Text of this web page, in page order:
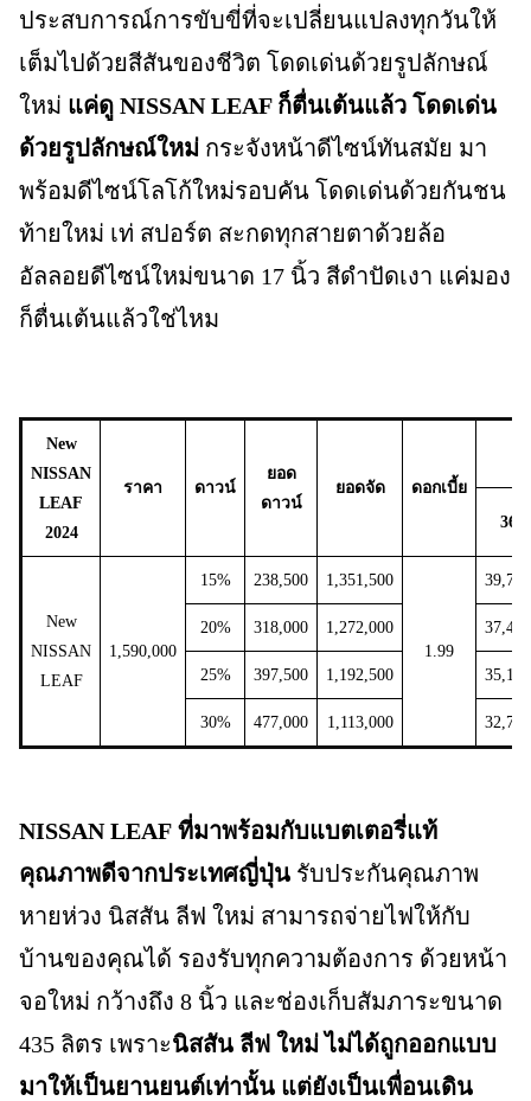
ประสบการณ์การขับขี่ที่จะเปลี่ยนแปลงทุกวันให้
เต็มไปด้วยสีสันของชีวิต โดดเด่นด้วยรูปลักษณ์
ใหม่ แค่ดู NISSAN LEAF ก็ตื่นเต้นแล้ว โดดเด่น
ด้วยรูปลักษณ์ใหม่ กระจังหน้าดีไซน์ทันสมัย มา
พร้อมดีไซน์โลโก้ใหม่รอบคัน โดดเด่นด้วยกันชน
ท้ายใหม่ เท่ สปอร์ต สะกดทุกสายตาด้วยล้อ
อัลลอยดีไซน์ใหม่ขนาด 17 นิ้ว สีดำปัดเงา แค่มอง
ก็ตื่นเต้นแล้วใช่ไหม
New
NISSAN
LEAF
2024
ราคา ดาวน์
ยอด
ดาวน์
ยอดจัด
ดอกเบี้ย
36
New
NISSAN
LEAF
1,590,000
15% 238,500 1,351,500
1.99
39,783
20% 318,000 1,272,000 37,443
25% 397,500 1,192,500 35,103
30% 477,000 1,113,000 32,762
NISSAN LEAF ที่มาพร้อมกับแบตเตอรี่แท้
คุณภาพดีจากประเทศญี่ปุ่น รับประกันคุณภาพ
หายห่วง นิสสัน ลีฟ ใหม่ สามารถจ่ายไฟให้กับ
บ้านของคุณได้ รองรับทุกความต้องการ ด้วยหน้า
จอใหม่ กว้างถึง 8 นิ้ว และช่องเก็บสัมภาระขนาด
435 ลิตร เพราะนิสสัน ลีฟ ใหม่ ไม่ได้ถูกออกแบบ
มาให้เป็นยานยนต์เท่านั้น แต่ยังเป็นเพื่อนเดิน